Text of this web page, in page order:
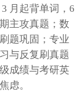
3 月起背单词，6
主攻真题；数
题巩固；专业
与反复刷真题
成绩与考研英
虑。